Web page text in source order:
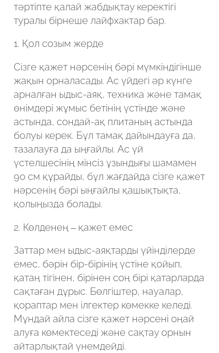
тәртіпте қалай жабдықтау керектігі
туралы бірнеше лайфхактар бар.
1. Қол созым жерде
Сізге қажет нәрсенің бәрі мүмкіндігінше
жақын орналасады. Ас үйдегі әр күнге
арналған ыдыс-аяқ, техника және тамақ
өнімдері жұмыс бетінің үстінде және
астында, сондай-ақ плитаның астында
болуы керек. Бұл тамақ дайындауға да,
тазалауға да ыңғайлы. Ас үй
үстелшесінің мінсіз ұзындығы шамамен
90 см құрайды, бұл жағдайда сізге қажет
нәрсенің бәрі ыңғайлы қашықтықта,
қолыңызда болады.
2. Көлденең – қажет емес
Заттар мен ыдыс-аяқтарды үйінділерде
емес, бәрін бір-бірінің үстіне қойып,
қатаң тігінен, бірінен соң бірі қатарларда
сақтаған дұрыс. Бөлгіштер, науалар,
қораптар мен ілгектер көмекке келеді.
Мұндай айла сізге қажет нәрсені оңай
алуға көмектеседі және сақтау орнын
айтарлықтай үнемдейді.
Робот емес екеніңізді растаңыз
Робот емес екеніңізді растаңыз
ЖІБЕРУ